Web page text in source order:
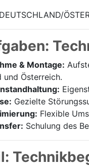
& Montage:
und Österreich.
Gezielte
Flexible
Schulung des